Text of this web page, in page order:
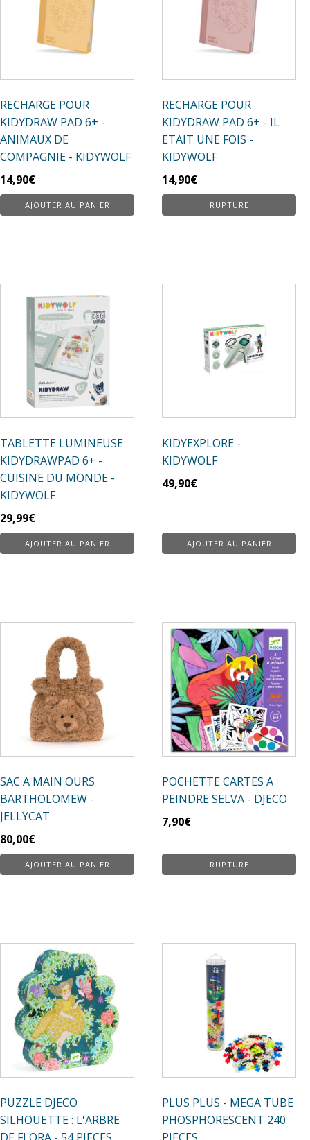
RECHARGE POUR
KIDYDRAW PAD 6+ -
ANIMAUX DE
COMPAGNIE - KIDYWOLF
14,90€
AJOUTER AU PANIER
RECHARGE POUR
KIDYDRAW PAD 6+ - IL
ETAIT UNE FOIS -
KIDYWOLF
14,90€
RUPTURE
TABLETTE LUMINEUSE
KIDYDRAWPAD 6+ -
CUISINE DU MONDE -
KIDYWOLF
29,99€
AJOUTER AU PANIER
KIDYEXPLORE -
KIDYWOLF
49,90€
AJOUTER AU PANIER
SAC A MAIN OURS
BARTHOLOMEW -
JELLYCAT
80,00€
AJOUTER AU PANIER
POCHETTE CARTES A
PEINDRE SELVA - DJECO
7,90€
RUPTURE
PUZZLE DJECO
SILHOUETTE : L'ARBRE
PLUS PLUS - MEGA TUBE
PHOSPHORESCENT 240